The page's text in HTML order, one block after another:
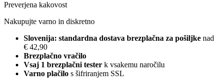
Preverjena kakovost
Nakupujte varno in diskretno
Slovenija: standardna dostava brezplačna za pošiljke nad
€ 42,90
Brezplačno vračilo
Vsaj 1 brezplačni tester k vsakemu naročilu
Varno plačilo s šifriranjem SSL